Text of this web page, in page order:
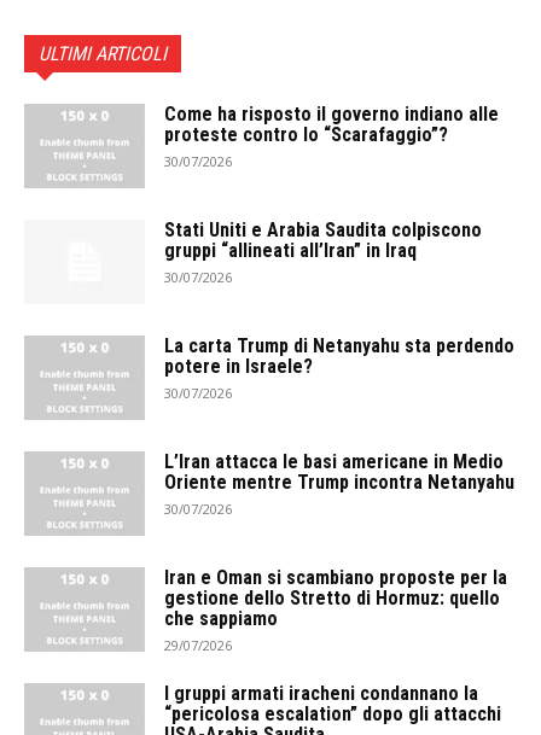
ULTIMI ARTICOLI
Come ha risposto il governo indiano alle
proteste contro lo “Scarafaggio”?
30/07/2026
Stati Uniti e Arabia Saudita colpiscono
gruppi “allineati all’Iran” in Iraq
30/07/2026
La carta Trump di Netanyahu sta perdendo
potere in Israele?
30/07/2026
L’Iran attacca le basi americane in Medio
Oriente mentre Trump incontra Netanyahu
30/07/2026
Iran e Oman si scambiano proposte per la
gestione dello Stretto di Hormuz: quello
che sappiamo
29/07/2026
I gruppi armati iracheni condannano la
“pericolosa escalation” dopo gli attacchi